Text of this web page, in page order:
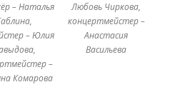
– Наталья
– Юлия
–
Комарова
Любовь Чиркова,
концертмейстер –
Анастасия
Васильева